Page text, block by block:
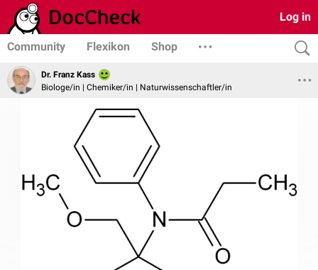
Log in
Community Flexikon Shop
Dr. Franz Kass
Biologe/in | Chemiker/in | Naturwissenschaftler/in